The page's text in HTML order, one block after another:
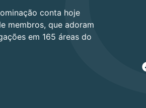
conta hoje
membros, que adoram
em 165 áreas do